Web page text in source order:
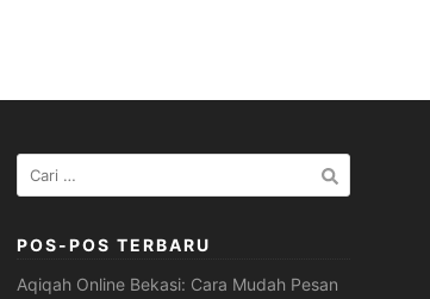
Cari
untuk:
POS-POS TERBARU
Aqiqah Online Bekasi: Cara Mudah Pesan